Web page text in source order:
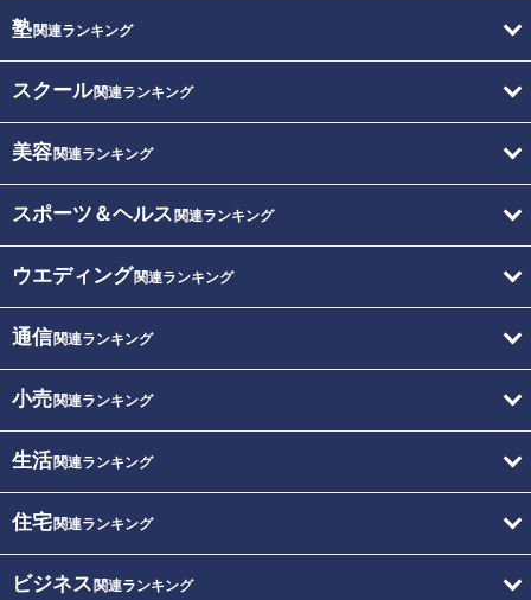
塾関連ランキング
スクール関連ランキング
美容関連ランキング
スポーツ＆ヘルス 関連ランキング
ウエディング関連ランキング
通信関連ランキング
小売関連ランキング
生活関連ランキング
住宅関連ランキング
ビジネス 関連ランキング